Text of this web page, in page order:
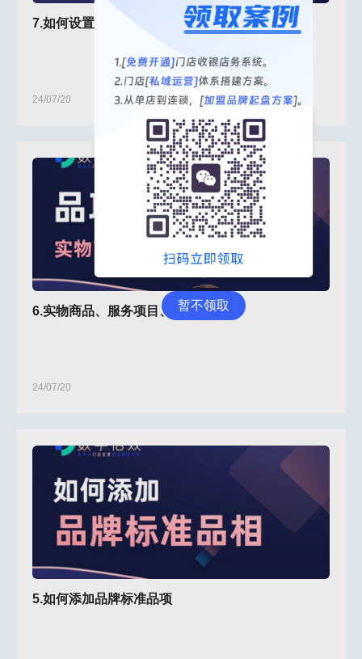
7.如何设置会员等级-运营策略
24/07/20
6.实物商品、服务项目、卡项的区别
24/07/20
5.如何添加品牌标准品项
暂不领取